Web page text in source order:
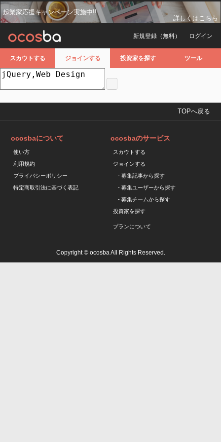
起業家応援キャンペーン実施中!!
詳しくはこちら
ログイン
新規登録（無料）
スカウトする ジョインする 投資家を探す ツール
TOPへ戻る
ocosbaについて
使い方
利用規約
プライバシーポリシー
特定商取引法に基づく表記
ocosbaのサービス
スカウトする
ジョインする
- 募集記事から探す
- 募集ユーザーから探す
- 募集チームから探す
投資家を探す
プランについて
Copyright © ocosba All Rights Reserved.